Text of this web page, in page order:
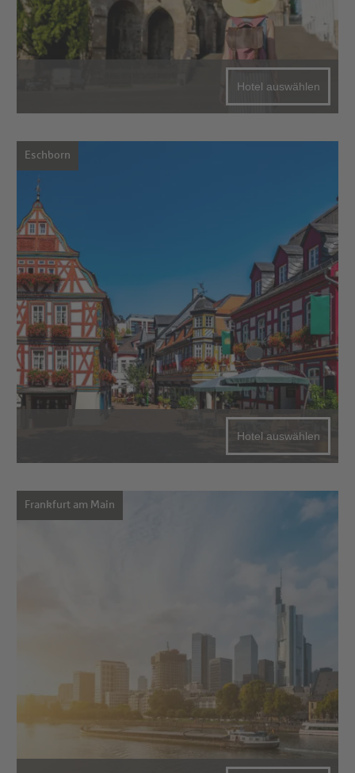
Hotel auswählen
Eschborn
Hotel auswählen
Frankfurt am Main